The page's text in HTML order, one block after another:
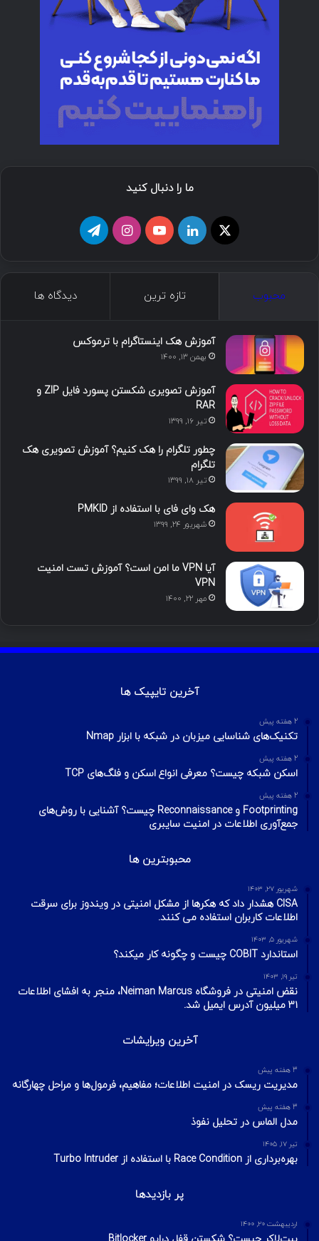
ما را دنبال کنید
د
ی
ن
و
ت
گ
ا
ا
محبوب تازه ترین دیدگاه ها
آموزش هک اینستاگرام با ترموکس
بهمن ۱۳, ۱۴۰۰
آموزش تصویری شکستن پسورد فایل ZIP و
RAR
تیر ۱۶, ۱۳۹۹
چطور تلگرام را هک کنیم؟ آموزش تصویری هک
تلگرام
تیر ۱۸, ۱۳۹۹
هک وای فای با استفاده از PMKID
شهریور ۲۴, ۱۳۹۹
آیا VPN ما امن است؟ آموزش تست امنیت
VPN
مهر ۲۲, ۱۴۰۰
آخرین تایپیک ها
2 هفته پیش
تکنیک‌های شناسایی میزبان در شبکه با ابزار Nmap
2 هفته پیش
اسکن شبکه چیست؟ معرفی انواع اسکن و فلگ‌های TCP
2 هفته پیش
Footprinting و Reconnaissance چیست؟ آشنایی با روش‌های
جمع‌آوری اطلاعات در امنیت سایبری
محبوبترین ها
شهریور ۲۷, ۱۴۰۳
CISA هشدار داد که هکرها از مشکل امنیتی در ویندوز برای سرقت
اطلاعات کاربران استفاده می کنند.
شهریور ۵, ۱۴۰۳
استاندارد COBIT چیست و چگونه کار میکند؟
تیر ۱۹, ۱۴۰۳
نقض امنیتی در فروشگاه Neiman Marcus، منجر به افشای اطلاعات
۳۱ میلیون آدرس ایمیل شد.
آخرین ویرایشات
3 هفته پیش
مدیریت ریسک در امنیت اطلاعات؛ مفاهیم، فرمول‌ها و مراحل چهارگانه
3 هفته پیش
مدل الماس در تحلیل نفوذ
تیر ۱۷, ۱۴۰۵
بهره‌برداری از Race Condition با استفاده از Turbo Intruder
پر بازدیدها
اردیبهشت ۲۰, ۱۴۰۰